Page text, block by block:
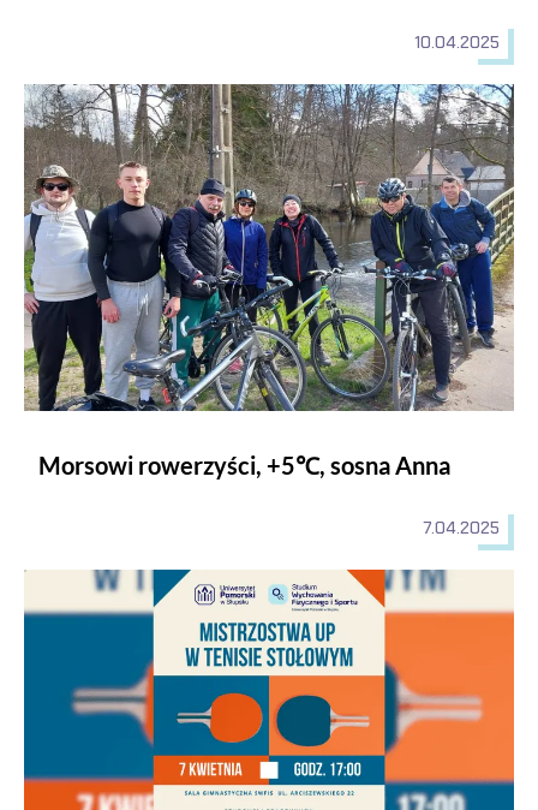
10.04.2025
Morsowi rowerzyści, +5℃, sosna Anna
7.04.2025
Morsowi rowerzyści, +5℃, sosna Anna
Mistrzostwa UP w tenisie stołowym